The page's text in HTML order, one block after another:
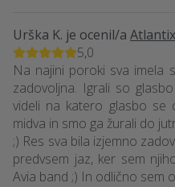
Urška K. je ocenil/a Atlantix
5,0
Na najini poroki sva imela
zadovoljna. Igrali so
videli na katero glasbo se
midva in smo ga žurali do
;) Res sva bila izjemno
predvsem jaz, ker sem
Avia band ;) In odlično sem